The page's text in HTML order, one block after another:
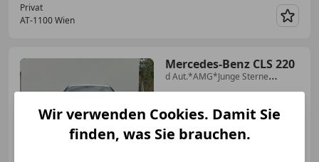
Privat
AT-1100 Wien
Mercedes-Benz CLS 220
d Aut.*AMG*Junge Sterne
Wir verwenden Cookies. Damit Sie
finden, was Sie brauchen.